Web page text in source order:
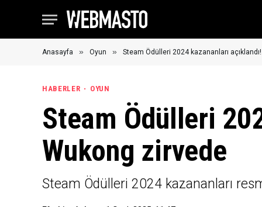
Anasayfa » Oyun » Steam Ödülleri 2024 kazananları
HABERLER OYUN
Steam Ödülleri
Wukong zirvede
Steam Ödülleri 2024 kazananları